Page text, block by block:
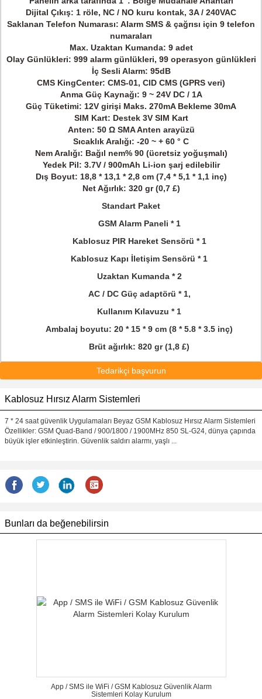
Dijital Çıkış: 1 röle, NC / NO kuru kontak, 3A / 240VAC
Saklanan Telefon Numarası: Alarm SMS & çağrısı için 9 telefon
numaraları
Max. Uzaktan Kumanda: 9 adet
Olay Günlükleri: 999 alarm günlükleri, 99 operasyon günlükleri
İç Sesli Alarm: 95dB
CMS KingCenter: CMS-01, CID CMS (GPRS veri)
Anma Güç Kaynağı: 9 ~ 24V DC / 1A
Güç Tüketimi: 12V girişi Maks. 270mA Bekleme 30mA
SIM Kart: Destek 3V SIM Kart
Anten: 50 Ω SMA Anten arayüzü
Sıcaklık Aralığı: -20 ~ + 60 ° C
Nem Aralığı: Bağıl nem% 90 (ücretsiz yoğuşmalı)
Yedek Pil: 3.7V / 900mAh Li-ion şarj edilebilir
Dış Boyut: 18,8 * 13,1 * 2,8 cm (7,4 * 5,1 * 1,1 inç)
Net Ağırlık: 320 gr (0,7 £)
Standart Paket
GSM Alarm Paneli * 1
Kablosuz PIR Hareket Sensörü * 1
Kablosuz Kapı İletişim Sensörü * 1
Uzaktan Kumanda * 2
AC / DC Güç adaptörü * 1,
Kullanım Kılavuzu * 1
Ambalaj boyutu: 20 * 15 * 9 cm (8 * 5.8 * 3.5 inç)
Brüt ağırlık: 820 gr (1,8 £)
Tedarikçi başvurun
Kablosuz Hırsız Alarm Sistemleri
7 * 24 saat güvenlik Uygulamaları Beyaz GSM Kablosuz Hırsız Alarm Sistemleri
Özellikler: GSM Quad-Band / 900/1800 / 1900MHz 850 SL-G24, dünya çapında
büyük işler etkinleştirin. Güvenlik saldırı alarmı, yaşlı ...
Bunları da beğenebilirsin
App / SMS ile WiFi / GSM Kablosuz Güvenlik Alarm
Sistemleri Kolay Kurulum